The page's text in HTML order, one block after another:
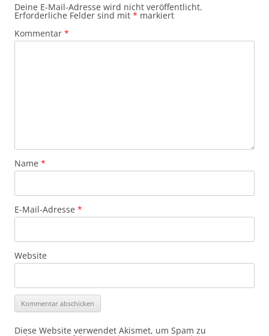
Deine E-Mail-Adresse wird nicht veröffentlicht.
Erforderliche Felder sind mit * markiert
Kommentar *
Name *
E-Mail-Adresse *
Website
Diese Website verwendet Akismet, um Spam zu